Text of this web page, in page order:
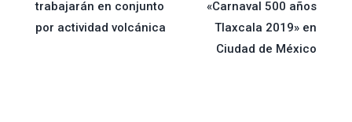
de
entradas
trabajarán en conjunto
por actividad volcánica
«Carnaval 500 años
Tlaxcala 2019» en
Ciudad de México